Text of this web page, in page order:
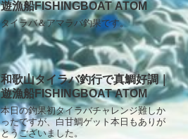
遊漁船FISHINGBOAT ATOM
タイラバ＆アマラバ釣果です。
和歌山タイラバ釣行で真鯛好調｜
遊漁船FISHINGBOAT ATOM
本日の釣果初タイラバチャレンジ難しか
ったですが、白甘鯛ゲット本日もありが
とうございました。